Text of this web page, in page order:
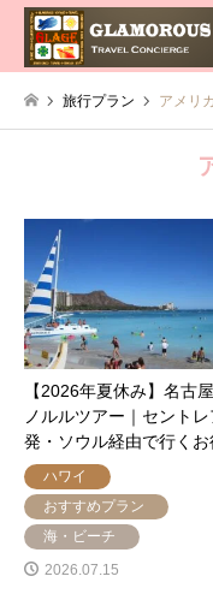
旅行プラン アメリ
【2026年夏休み】名古
ノルルツアー｜セントレ
発・ソウル経由で行くお
ハワイ
おすすめプラン
海・ビーチ
2026.07.15